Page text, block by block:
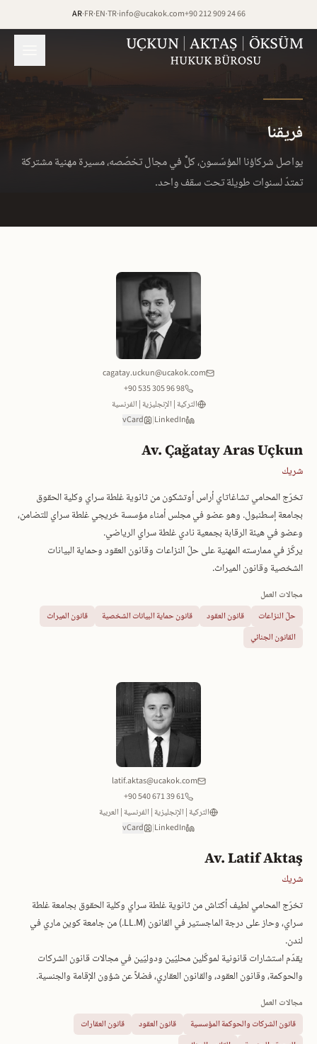
+90 212 909 24 66
info@ucakok.com
·
TR
·
EN
·
FR
·
AR
فريقنا
يواصل شركاؤنا المؤسّسون، كلٌّ في مجال تخصّصه، مسيرة مهنية مشتركة
تمتدّ لسنوات طويلة تحت سقف واحد.
cagatay.uckun@ucakok.com
+90 535 305 96 98
التركية | الإنجليزية | الفرنسية
LinkedIn
|
vCard
Av. Çağatay Aras Uçkun
شريك
تخرّج المحامي تشاغاتاي أراس أوتشكون من ثانوية غلطة سراي وكلية الحقوق
بجامعة إسطنبول. وهو عضو في مجلس أمناء مؤسسة خريجي غلطة سراي للتضامن،
وعضو في هيئة الرقابة بجمعية نادي غلطة سراي الرياضي.
يركّز في ممارسته المهنية على حلّ النزاعات وقانون العقود وحماية البيانات
الشخصية وقانون الميراث.
مجالات العمل
حلّ النزاعات قانون العقود قانون حماية البيانات الشخصية
قانون الميراث
القانون الجنائي
latif.aktas@ucakok.com
+90 540 671 39 61
التركية | الإنجليزية | الفرنسية | العربية
LinkedIn
|
vCard
Av. Latif Aktaş
شريك
تخرّج المحامي لطيف أكتاش من ثانوية غلطة سراي وكلية الحقوق بجامعة غلطة
سراي، وحاز على درجة الماجستير في القانون (LL.M.) من جامعة كوين ماري في
لندن.
يقدّم استشارات قانونية لموكّلين محليّين ودوليّين في مجالات قانون الشركات
والحوكمة، وقانون العقود، والقانون العقاري، فضلاً عن شؤون الإقامة والجنسية.
مجالات العمل
قانون الشركات والحوكمة المؤسسية قانون العقود
قانون العقارات